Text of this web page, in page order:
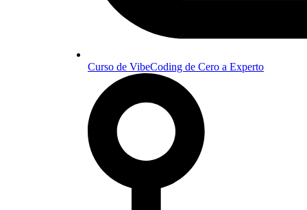
Curso de VibeCoding de Cero a Experto